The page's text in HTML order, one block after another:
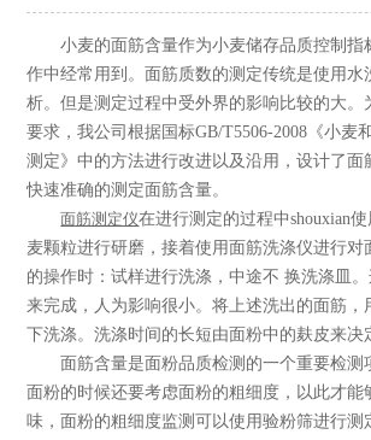
小麦的面筋含量作为小麦储存品质控制指
作中经常用到。面筋质数的测定传统是使用水
析。但是测定过程中受外界的影响比较的大。
要求，我公司根据国标GB/T5506-2008 《小麦
测定》中的方法进行改进以及沿用，设计了面
快速准确的测定面筋含量。
面筋测定仪在进行测定的过程中shouxian
麦颗粒进行研磨，接着使用面筋洗涤仪进行对
的操作时：试样进行洗涤，中途不 换洗涤皿
来完成，人为影响很小。将上述洗出的面筋，
下洗涤。洗涤时间的长短由面粉中的麸皮来决
面筋含量是面粉品质检测的一个重要检测
面粉的时候还要考虑面粉的粗细度，以此才能
味，面粉的粗细度监测可以使用验粉筛进行测